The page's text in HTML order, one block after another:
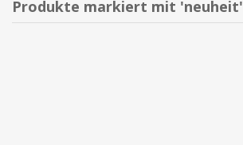
Produkte markiert mit 'neuheit'